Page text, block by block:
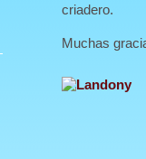
criadero.
Muchas